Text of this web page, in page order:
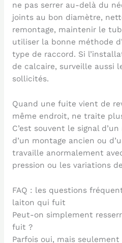
ne pas serrer au-delà du
joints au bon diamètre,
remontage, maintenir le
utiliser la bonne méthode
type de raccord. Si
de calcaire, surveille aussi
sollicités.
Quand une fuite vient de
même endroit, ne traite
C’est souvent le signal
d’un montage ancien ou
travaille anormalement
pression ou les variations
FAQ : les questions
laiton qui fuit
Peut-on simplement
fuit ?
Parfois oui, mais